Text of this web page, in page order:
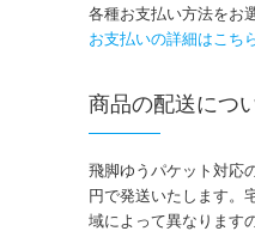
各種お支払い方法をお
お支払いの詳細はこち
商品の配送につ
飛脚ゆうパケット対応
円で発送いたします。
域によって異なります